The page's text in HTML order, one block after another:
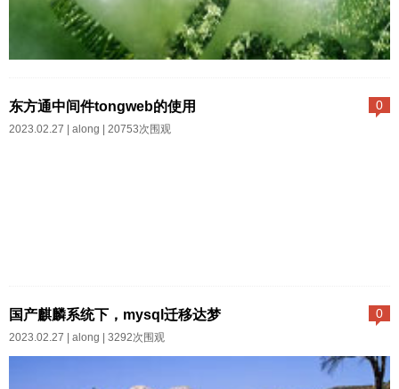
login改为loginsDevice_manage
下admin改为adminsDevice_man
0
东方通中间件tongweb的使用
2023.02.27 | along | 20753次围观
注意：要正常启动TongWeb需要
在系统环境变量中配置java的环境
变量二：数据库驱动加载：Tong
Web并未自带JDBC数据库驱动，
0
国产麒麟系统下，mysql迁移达梦
2023.02.27 | along | 3292次围观